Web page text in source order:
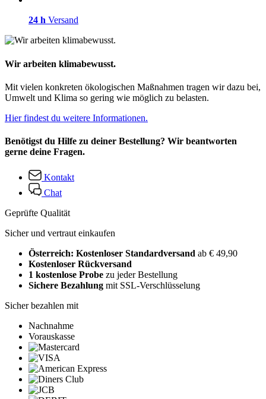
24 h Versand
Wir arbeiten klimabewusst.
Mit vielen konkreten ökologischen Maßnahmen tragen wir dazu bei,
Umwelt und Klima so gering wie möglich zu belasten.
Hier findest du weitere Informationen.
Benötigst du Hilfe zu deiner Bestellung? Wir beantworten
gerne deine Fragen.
Kontakt
Chat
Geprüfte Qualität
Sicher und vertraut einkaufen
Österreich: Kostenloser Standardversand ab € 49,90
Kostenloser Rückversand
1 kostenlose Probe zu jeder Bestellung
Sichere Bezahlung mit SSL-Verschlüsselung
Sicher bezahlen mit
Nachnahme
Vorauskasse